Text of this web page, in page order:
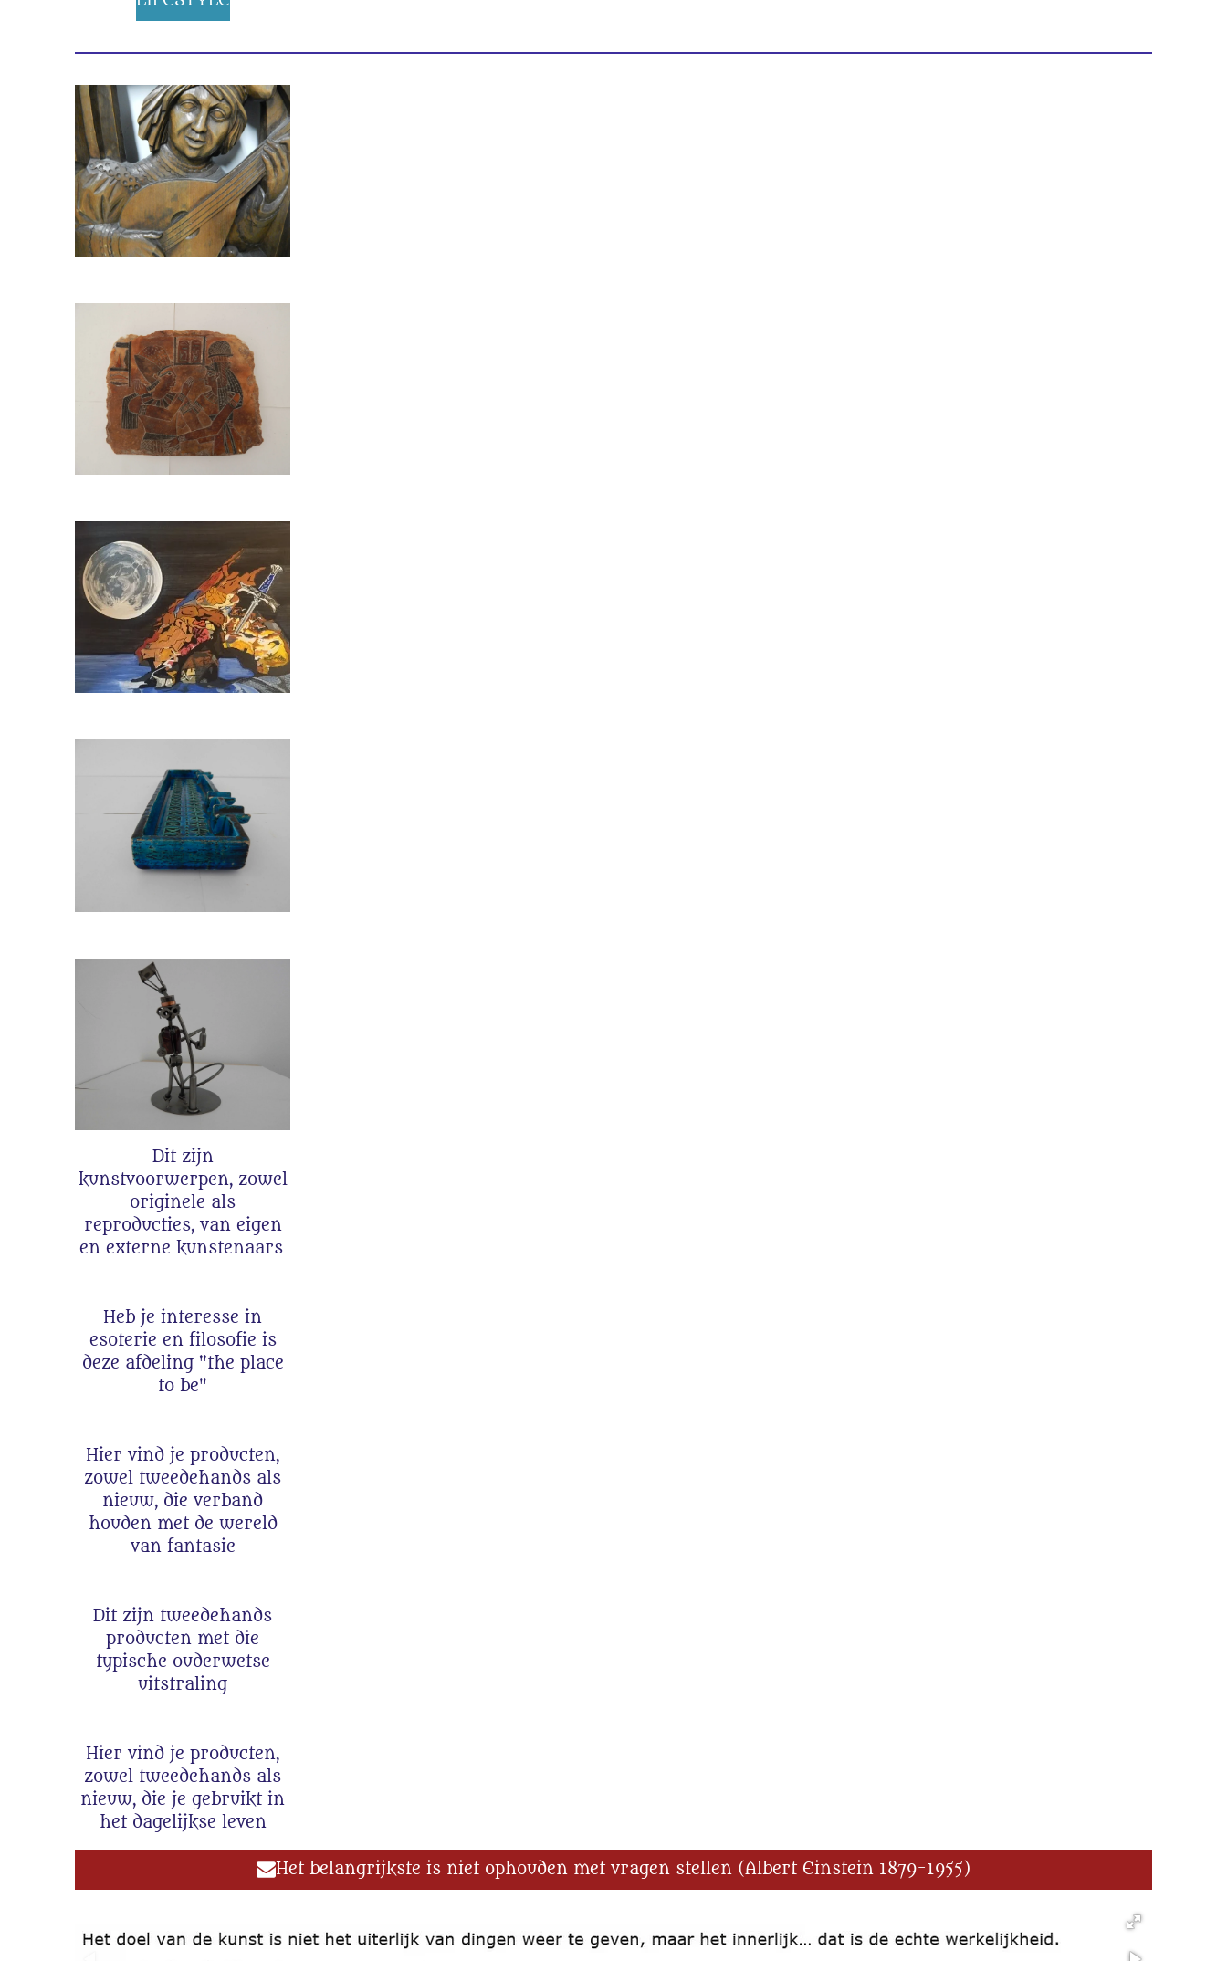
Dit zijn
kunstvoorwerpen, zowel
originele als
reproducties, van eigen
en externe kunstenaars
Heb je interesse in
esoterie en filosofie is
deze afdeling "the place
to be"
Hier vind je producten,
zowel tweedehands als
nieuw, die verband
houden met de wereld
van fantasie
Dit zijn tweedehands
producten met die
typische ouderwetse
uitstraling
Hier vind je producten,
zowel tweedehands als
nieuw, die je gebruikt in
het dagelijkse leven
Het belangrijkste is niet ophouden met vragen stellen (Albert Einstein 1879-1955)